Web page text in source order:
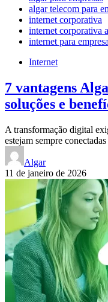
algar telecom para
internet corporativa
internet corporativa
internet para
Internet
7 vantagens
soluções e
A transformação digital
estejam sempre
Algar
11 de janeiro de 2026